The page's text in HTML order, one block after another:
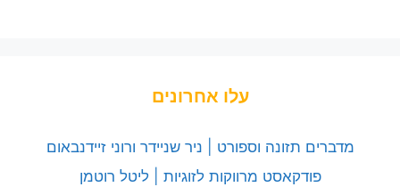
עלו אחרונים
מדברים תזונה וספורט | ניר שניידר ורוני זיידנבאום
פודקאסט מרווקות לזוגיות | ליטל רוטמן